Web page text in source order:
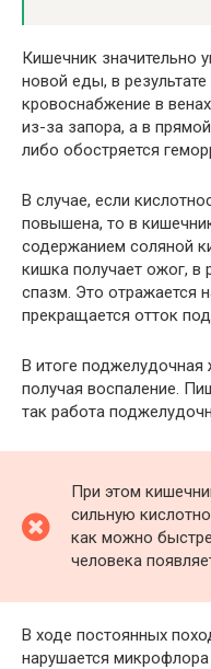
Кишечник значительно
новой еды, в результате
кровоснабжение в
из-за запора, а в
либо обостряется
В случае, если
повышена, то в
содержанием соляной
кишка получает ожог, в
спазм. Это отражается
прекращается отток
В итоге поджелудочная
получая воспаление.
так работа
При этом
сильную
как можно
человека
В ходе постоянных
нарушается